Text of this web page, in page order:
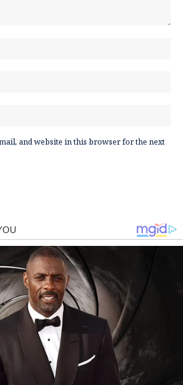
and website in this browser for the next